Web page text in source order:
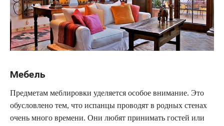
Мебель
Предметам меблировки уделяется особое внимание. Это
обусловлено тем, что испанцы проводят в родных стенах
очень много времени. Они любят принимать гостей или